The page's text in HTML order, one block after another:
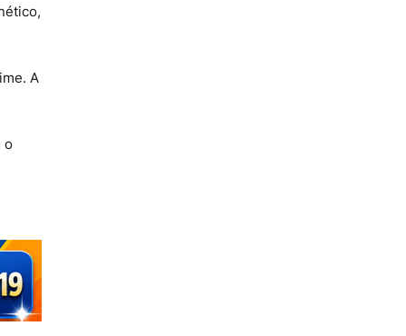
A
o